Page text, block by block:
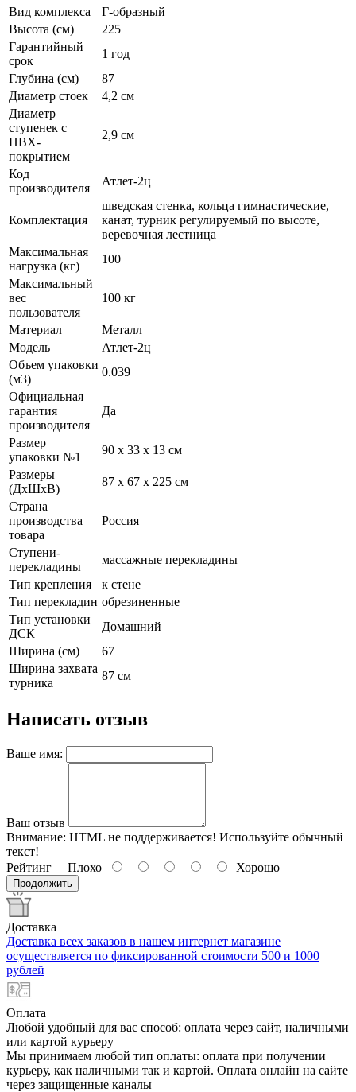
Вид комплекса
Г-образный
Высота (см)
225
Гарантийный
срок
1 год
Глубина (см)
87
Диаметр стоек
4,2 см
Диаметр
ступенек с
ПВХ-
покрытием
2,9 см
Код
производителя
Атлет-2ц
Комплектация
шведская стенка, кольца гимнастические,
канат, турник регулируемый по высоте,
веревочная лестница
Максимальная
нагрузка (кг)
100
Максимальный
вес
пользователя
100 кг
Материал
Металл
Модель
Атлет-2ц
Объем упаковки
(м3)
0.039
Официальная
гарантия
производителя
Да
Размер
упаковки №1
90 х 33 х 13 см
Размеры
(ДхШхВ)
87 х 67 х 225 см
Страна
производства
товара
Россия
Ступени-
перекладины
массажные перекладины
Тип крепления
к стене
Тип перекладин обрезиненные
Тип установки
ДСК
Домашний
Ширина (см)
67
Ширина захвата
турника
87 см
Написать отзыв
Ваше имя:
Ваш отзыв
Внимание: HTML не поддерживается! Используйте обычный
текст!
Рейтинг Плохо Хорошо
Продолжить
Доставка
Доставка всех заказов в нашем интернет магазине
осуществляется по фиксированной стоимости 500 и 1000
рублей
Оплата
Любой удобный для вас способ: оплата через сайт, наличными
или картой курьеру
Мы принимаем любой тип оплаты: оплата при получении
курьеру, как наличными так и картой. Оплата онлайн на сайте
через защищенные каналы